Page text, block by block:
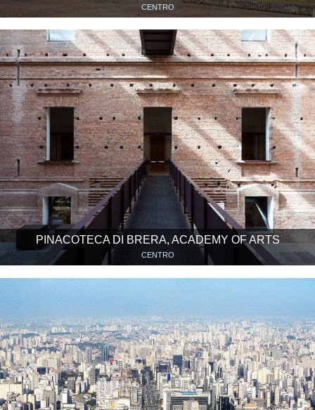
CENTRO
PINACOTECA DI BRERA, ACADEMY OF ARTS
CENTRO